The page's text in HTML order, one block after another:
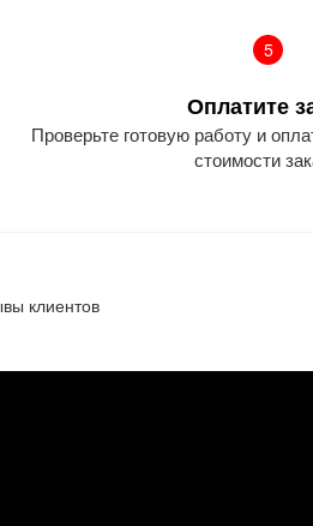
5
Оплатите
Проверьте готовую работу и
стоимости
клиентов